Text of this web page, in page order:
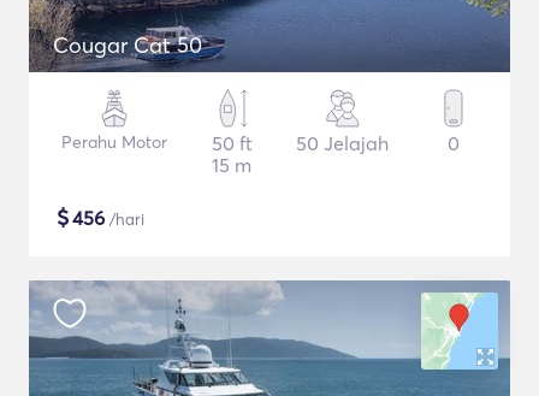
Cougar Cat 50
Perahu Motor
50 ft
15 m
50 Jelajah 0
$456 /hari